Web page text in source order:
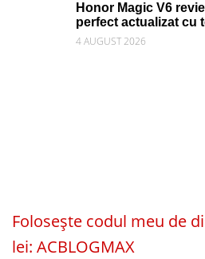
Honor Magic V6
perfect actualizat cu
4 AUGUST 2026
Folosește codul meu de
lei: ACBLOGMAX